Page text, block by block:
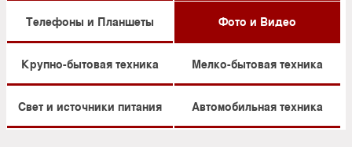
Телефоны и Планшеты Фото и Видео
Крупно-бытовая техника Мелко-бытовая техника
Свет и источники питания Автомобильная техника